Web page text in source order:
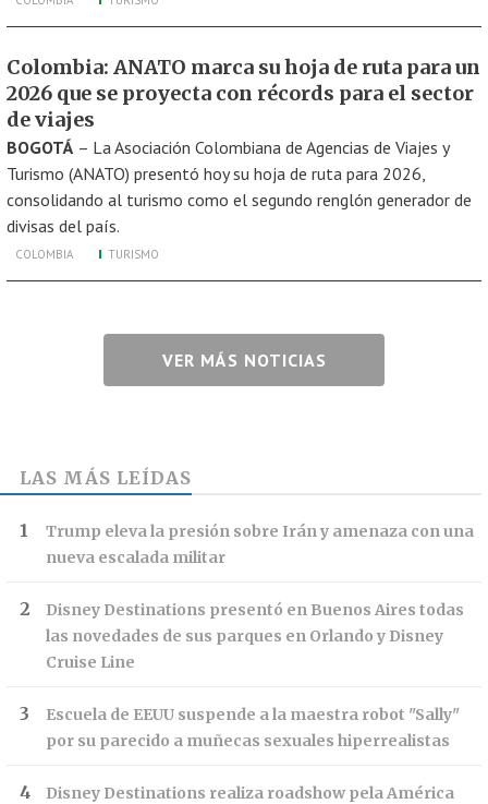
Colombia: ANATO marca su hoja de ruta para un
2026 que se proyecta con récords para el sector
de viajes
BOGOTÁ – La Asociación Colombiana de Agencias de Viajes y
Turismo (ANATO) presentó hoy su hoja de ruta para 2026,
consolidando al turismo como el segundo renglón generador de
divisas del país.
COLOMBIA TURISMO
VER MÁS NOTICIAS
LAS MÁS LEÍDAS
Trump eleva la presión sobre Irán y amenaza con una
nueva escalada militar
Disney Destinations presentó en Buenos Aires todas
las novedades de sus parques en Orlando y Disney
Cruise Line
Escuela de EEUU suspende a la maestra robot "Sally"
por su parecido a muñecas sexuales hiperrealistas
Disney Destinations realiza roadshow pela América